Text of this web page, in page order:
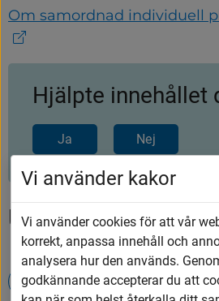
Om samordnad individuell
Hjälpte innehållet
Ja Nej
Upptäck mer
Evenemang
Vi använder kakor
Vi använder cookies för att vår
korrekt, anpassa innehåll och
analysera hur den används.
godkännande accepterar du att